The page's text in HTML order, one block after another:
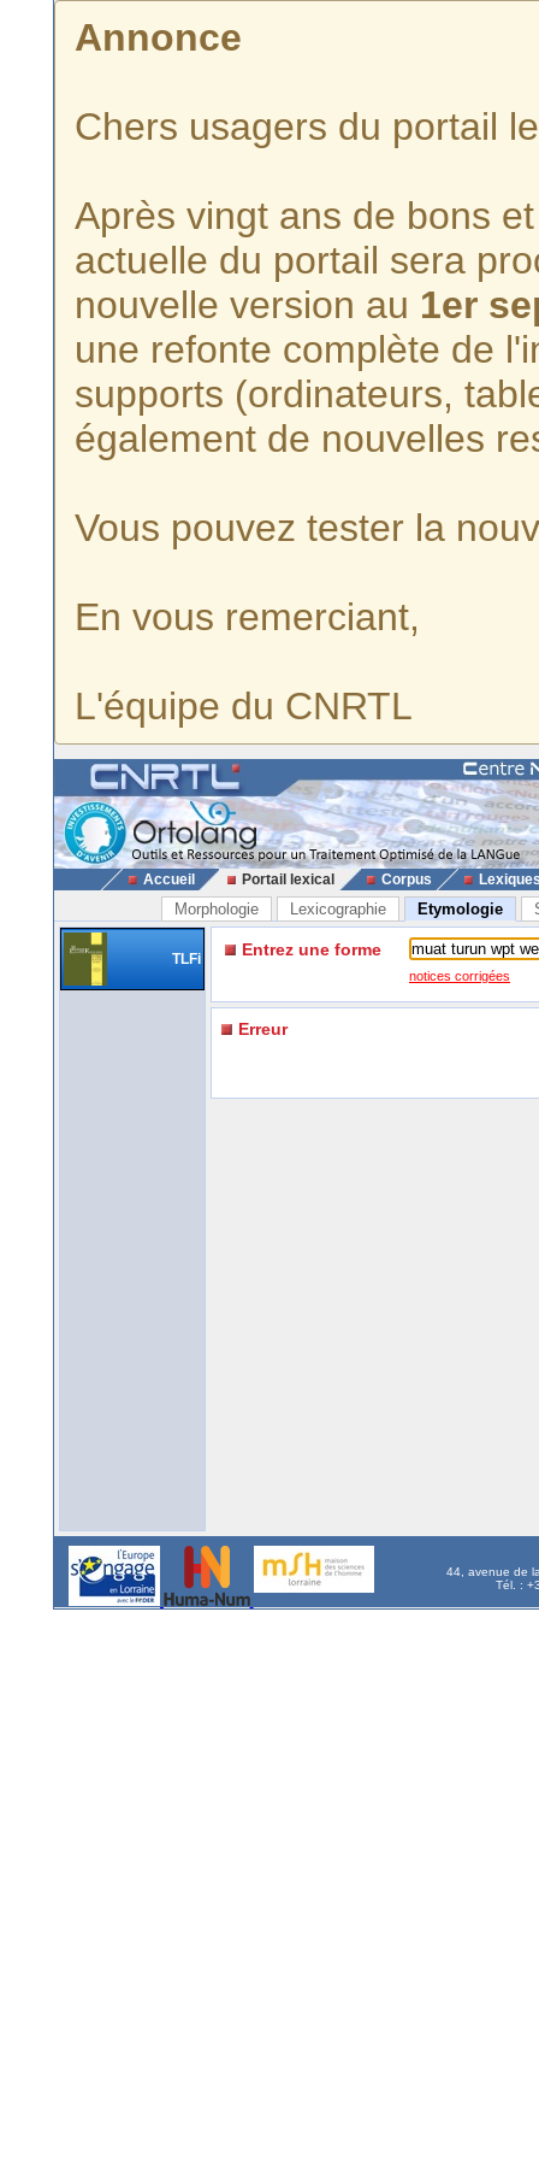
Annonce
Chers usagers du portail
Après vingt ans de bons
actuelle du portail sera
nouvelle version au 1er
une refonte complète de
supports (ordinateurs,
également de nouvelles
Vous pouvez tester la
En vous remerciant,
L'équipe du CNRTL
Accueil Portail lexical Corpus
Morphologie Lexicographie Etymologie
TLFi Entrez une forme
notices corrigées
Erreur
44, avenue de
Tél. :